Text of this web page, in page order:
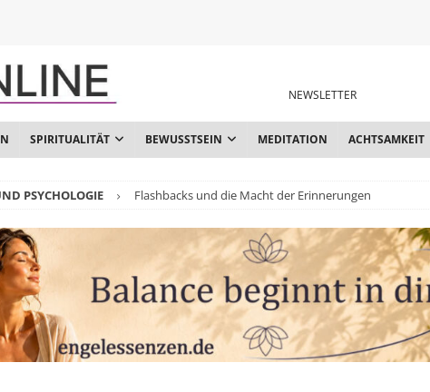
NEWSLETTER
SPIRITUALITÄT BEWUSSTSEIN MEDITATION ACHTSAMKEIT
PSYCHOLOGIE Flashbacks und die Macht der Erinnerungen